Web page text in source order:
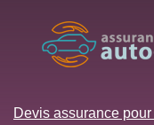
Devis assurance